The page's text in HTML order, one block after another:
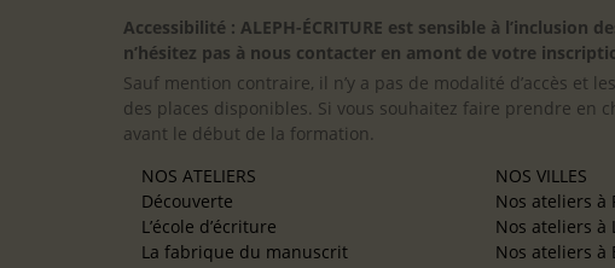
Accessibilité : ALEPH-ÉCRITURE est sensible à
n’hésitez pas à nous contacter en amont de votre
Sauf mention contraire, il n’y a pas de modalité d’accès et
des places disponibles. Si vous souhaitez faire prendre en
avant le début de la formation.
NOS ATELIERS
Découverte
L’école d’écriture
La fabrique du manuscrit
NOS VILLES
Nos ateliers à
Nos ateliers à
Nos ateliers à